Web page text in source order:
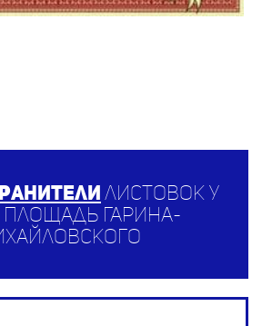
листовок у
Гарина-